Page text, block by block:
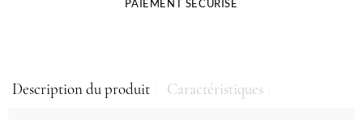
PAIEMENT SÉCURISÉ
Description du produit Caractéristiques